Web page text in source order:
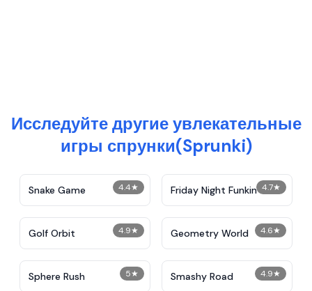
Исследуйте другие увлекательные
игры спрунки(Sprunki)
4.4★
Snake Game 4.7★
Friday Night Funkin
4.9★
Golf Orbit 4.6★
Geometry World
5★
Sphere Rush 4.9★
Smashy Road